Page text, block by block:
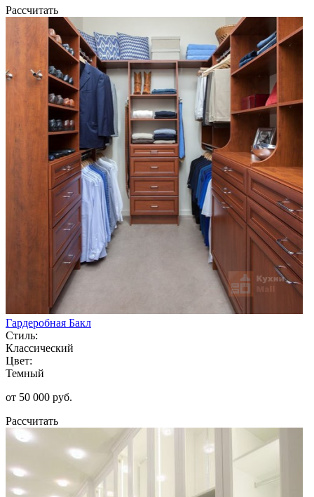
Рассчитать
Гардеробная Бакл
Стиль:
Классический
Цвет:
Темный
от 50 000 руб.
Рассчитать